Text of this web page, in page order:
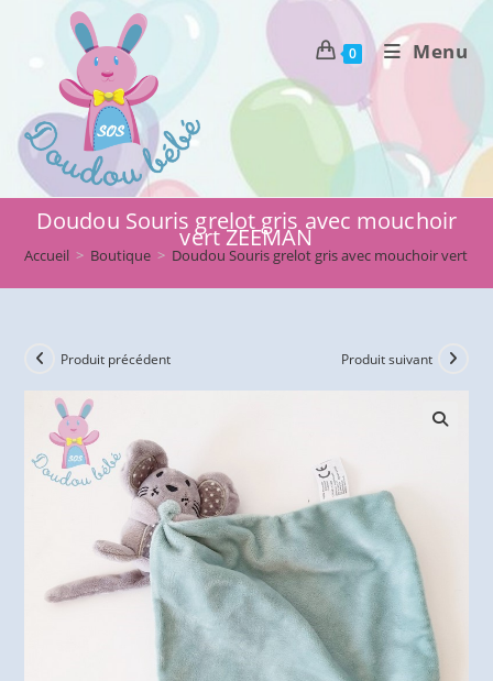
0 Menu
Doudou Souris grelot gris avec mouchoir
vert ZEEMAN
Accueil > Boutique > Doudou Souris grelot gris avec mouchoir vert
Produit précédent Produit suivant